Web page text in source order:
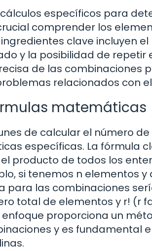
específicos para
comprender los
clave incluyen
y la posibilidad de repetir
de las combinaciones
relacionados con
matemáticas
de calcular el número
específicas. La fórmula
producto de todos los
si tenemos n elementos
para las combinaciones
total de elementos y r! (r
enfoque proporciona un
y es fundamental